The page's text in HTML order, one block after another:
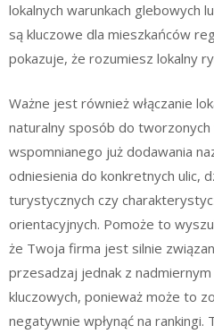
lokalnych warunkach glebowych
są kluczowe dla mieszkańców
pokazuje, że rozumiesz lokalny
Ważne jest również włączanie
naturalny sposób do tworzonych
wspomnianego już dodawania
odniesienia do konkretnych ulic,
turystycznych czy
orientacyjnych. Pomoże to
że Twoja firma jest silnie
przesadzaj jednak z nadmiernym
kluczowych, ponieważ może to
negatywnie wpłynąć na